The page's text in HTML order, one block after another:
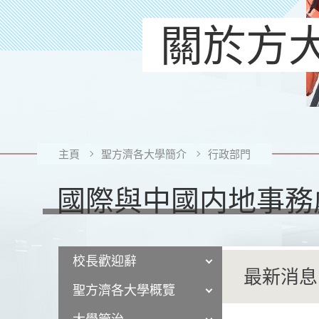
關於方
主頁 聖方濟各大學簡介 行政部門
國際與中國内地事
校長歡迎辭
聖方濟各大學概覽
最新消息